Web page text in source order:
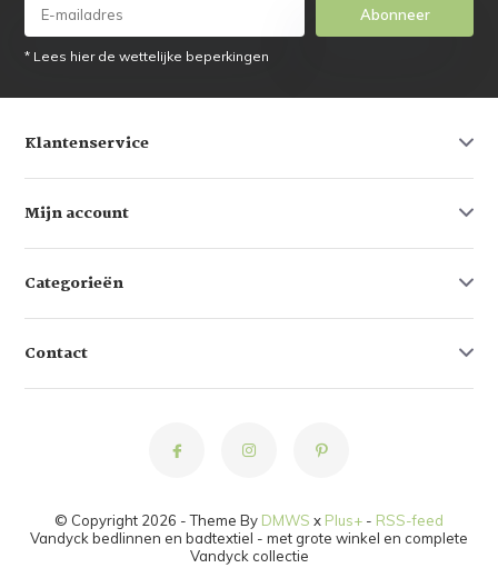
Abonneer
* Lees hier de wettelijke beperkingen
Klantenservice
Mijn account
Categorieën
Contact
© Copyright 2026 - Theme By DMWS x Plus+ - RSS-feed
Vandyck bedlinnen en badtextiel - met grote winkel en complete
Vandyck collectie